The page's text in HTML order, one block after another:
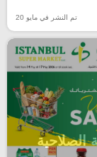
تم النشر في مايو 20
الصلاحية